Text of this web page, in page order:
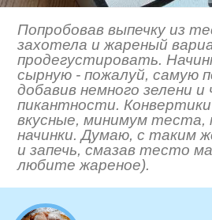
Попробовав выпечку из
захотела и жареный
продегустировать.
сырную - пожалуй, самую
добавив немного зелени и
пикантности. Конвертики
вкусные, минимум теста,
начинки. Думаю, с таким
и запечь, смазав тесто
любите жареное).